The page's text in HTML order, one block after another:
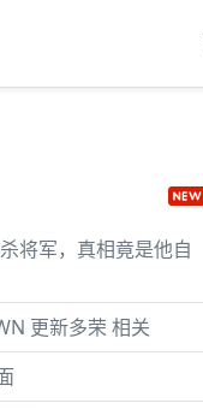
将军，真相竟是他自
更新多荣 相关